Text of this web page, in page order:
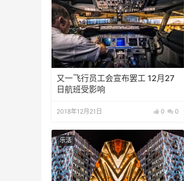
又一飞行员工会宣布罢工 12月27
日航班受影响
2018年12月21日 0 0
乐活